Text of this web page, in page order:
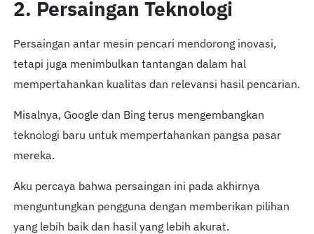
2. Persaingan Teknologi
Persaingan antar mesin pencari mendorong inovasi,
tetapi juga menimbulkan tantangan dalam hal
mempertahankan kualitas dan relevansi hasil pencarian.
Misalnya, Google dan Bing terus mengembangkan
teknologi baru untuk mempertahankan pangsa pasar
mereka.
Aku percaya bahwa persaingan ini pada akhirnya
menguntungkan pengguna dengan memberikan pilihan
yang lebih baik dan hasil yang lebih akurat.